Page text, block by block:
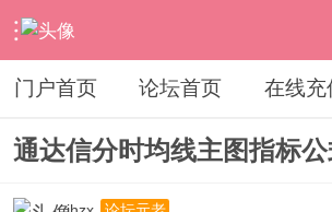
› 通达信指标公式 › 分时指标公式 › 内
门户首页 论坛首页 在线充
通达信分时均线主图指标